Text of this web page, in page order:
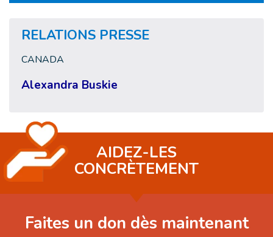
RELATIONS PRESSE
CANADA
Alexandra Buskie
AIDEZ-LES
CONCRÈTEMENT
Faites un don dès maintenant